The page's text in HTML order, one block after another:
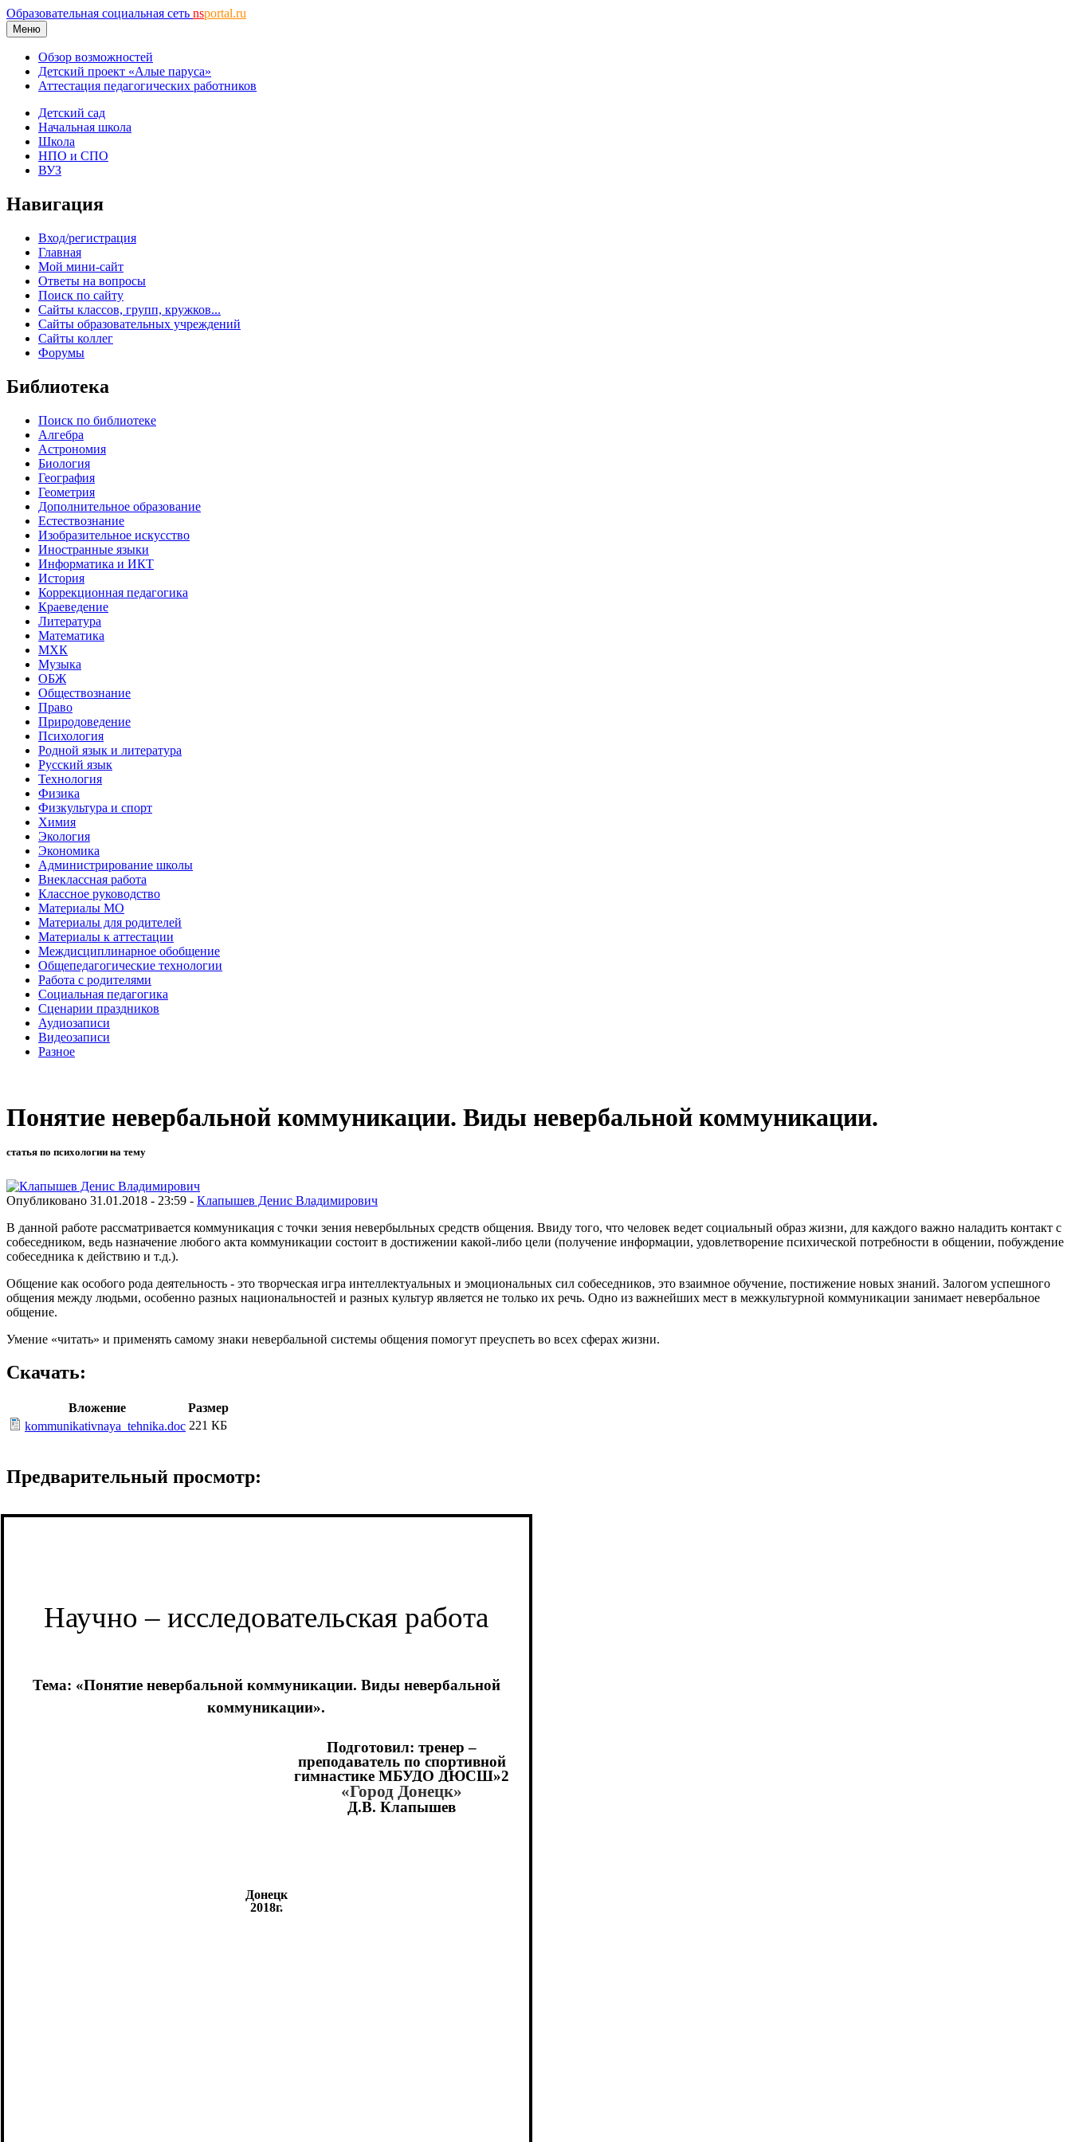
Образовательная социальная сеть nsportal.ru
Меню
Обзор возможностей
Детский проект «Алые паруса»
Аттестация педагогических работников
Детский сад
Начальная школа
Школа
НПО и СПО
ВУЗ
Навигация
Вход/регистрация
Главная
Мой мини-сайт
Ответы на вопросы
Поиск по сайту
Сайты классов, групп, кружков...
Сайты образовательных учреждений
Сайты коллег
Форумы
Библиотека
Поиск по библиотеке
Алгебра
Астрономия
Биология
География
Геометрия
Дополнительное образование
Естествознание
Изобразительное искусство
Иностранные языки
Информатика и ИКТ
История
Коррекционная педагогика
Краеведение
Литература
Математика
МХК
Музыка
ОБЖ
Обществознание
Право
Природоведение
Психология
Родной язык и литература
Русский язык
Технология
Физика
Физкультура и спорт
Химия
Экология
Экономика
Администрирование школы
Внеклассная работа
Классное руководство
Материалы МО
Материалы для родителей
Материалы к аттестации
Междисциплинарное обобщение
Общепедагогические технологии
Работа с родителями
Социальная педагогика
Сценарии праздников
Аудиозаписи
Видеозаписи
Разное
Понятие невербальной коммуникации. Виды невербальной коммуникации.
статья по психологии на тему
Опубликовано 31.01.2018 - 23:59 - Клапышев Денис Владимирович
В данной работе рассматривается коммуникация с точки зения невербыльных средств общения. Ввиду того, что человек ведет социальный образ жизни, для каждого важно наладить контакт с
собеседником, ведь назначение любого акта коммуникации состоит в достижении какой-либо цели (получение информации, удовлетворение психической потребности в общении, побуждение
собеседника к действию и т.д.).
Общение как особого рода деятельность - это творческая игра интеллектуальных и эмоциональных сил собеседников, это взаимное обучение, постижение новых знаний. Залогом успешного
общения между людьми, особенно разных национальностей и разных культур является не только их речь. Одно из важнейших мест в межкультурной коммуникации занимает невербальное
общение.
Умение «читать» и применять самому знаки невербальной системы общения помогут преуспеть во всех сферах жизни.
Скачать:
Вложение
Размер
kommunikativnaya_tehnika.doc 221 КБ
Предварительный просмотр:
Научно – исследовательская работа
Тема: «Понятие невербальной коммуникации. Виды невербальной
коммуникации».
Подготовил: тренер –
преподаватель по спортивной
гимнастике МБУДО ДЮСШ»2
«Город Донецк»
Д.В. Клапышев
Донецк
2018г.